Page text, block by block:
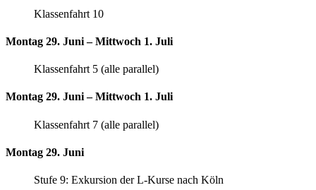
Klassenfahrt 10
Montag 29. Juni – Mittwoch 1. Juli
Klassenfahrt 5 (alle parallel)
Montag 29. Juni – Mittwoch 1. Juli
Klassenfahrt 7 (alle parallel)
Montag 29. Juni
Stufe 9: Exkursion der L-Kurse nach Köln